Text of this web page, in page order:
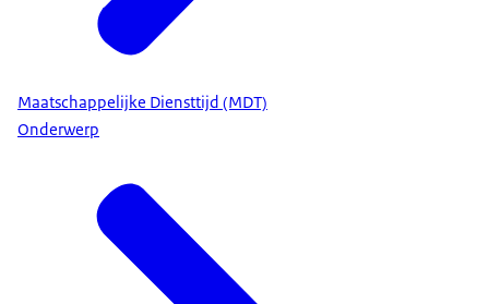
Maatschappelijke Diensttijd (MDT)
Onderwerp